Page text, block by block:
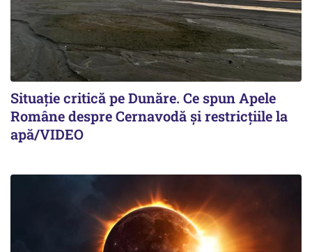
Situație critică pe Dunăre. Ce spun Apele
Române despre Cernavodă și restricțiile la
apă/VIDEO